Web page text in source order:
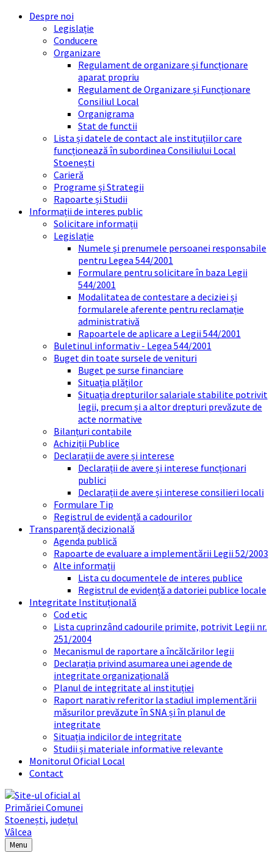
Skip
Skip
Skip
Skip
Despre noi
Legislație
Conducere
Organizare
Regulament de organizare și funcționare
aparat propriu
Regulament de Organizare și Funcționare
Consiliul Local
Organigrama
Stat de functii
Lista și datele de contact ale instituțiilor care
funcționează în subordinea Consiliului Local
Stoenești
Carieră
Programe și Strategii
Rapoarte și Studii
Informații de interes public
Solicitare informații
Legislație
Numele și prenumele persoanei responsabile
pentru Legea 544/2001
Formulare pentru solicitare în baza Legii
544/2001
Modalitatea de contestare a deciziei și
formularele aferente pentru reclamație
administrativă
Rapoartele de aplicare a Legii 544/2001
Buletinul informativ - Legea 544/2001
Buget din toate sursele de venituri
Buget pe surse financiare
Situația plăților
Situația drepturilor salariale stabilite potrivit
legii, precum și a altor drepturi prevăzute de
acte normative
Bilanțuri contabile
Achiziții Publice
Declarații de avere și interese
Declarații de avere și interese funcționari
publici
Declarații de avere și interese consilieri locali
Formulare Tip
Registrul de evidență a cadourilor
Transparență decizională
Agenda publică
Rapoarte de evaluare a implementării Legii 52/2003
Alte informații
Lista cu documentele de interes publice
Registrul de evidență a datoriei publice locale
Integritate Instituțională
Cod etic
Lista cuprinzând cadourile primite, potrivit Legii nr.
251/2004
Mecanismul de raportare a încălcărilor legii
Declarația privind asumarea unei agende de
integritate organizațională
Planul de integritate al instituției
Raport narativ referitor la stadiul implementării
măsurilor prevăzute în SNA și în planul de
integritate
Situația indicilor de integritate
Studii și materiale informative relevante
Monitorul Oficial Local
Contact
Menu